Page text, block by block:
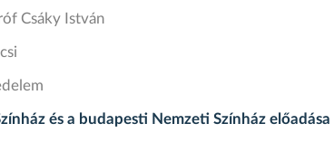
Csáky István
és a budapesti Nemzeti Színház előadása